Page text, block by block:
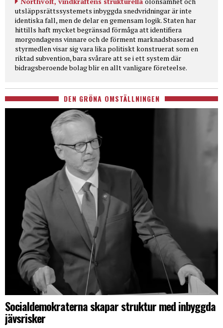
utsläppsrättssystemets inbyggda snedvridningar är inte
identiska fall, men de delar en gemensam logik. Staten har
hittills haft mycket begränsad förmåga att identifiera
morgondagens vinnare och de förment marknadsbaserad
styrmedlen visar sig vara lika politiskt konstruerat som en
riktad subvention, bara svårare att se i ett system där
bidragsberoende bolag blir en allt vanligare företeelse.
DEN GRÖNA OMSTÄLLNINGEN
Socialdemokraterna skapar struktur med inbyggda
jävsrisker